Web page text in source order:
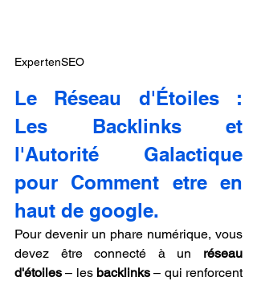
ExpertenSEO
Le Réseau d'Étoiles :
Les Backlinks et
l'Autorité Galactique
pour Comment etre en
haut de google.
Pour devenir un phare numérique, vous
devez être connecté à un réseau
d'étoiles – les backlinks – qui renforcent